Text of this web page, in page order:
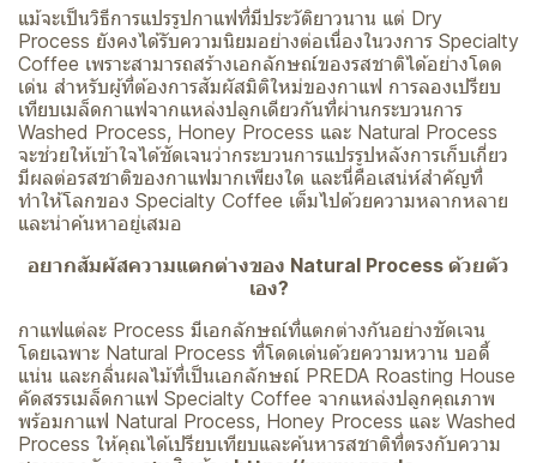
แม้จะเป็นวิธีการแปรรูปกาแฟที่มีประวัติยาวนาน แต่ Dry
Process ยังคงได้รับความนิยมอย่างต่อเนื่องในวงการ Specialty
Coffee เพราะสามารถสร้างเอกลักษณ์ของรสชาติได้อย่างโดด
เด่น สำหรับผู้ที่ต้องการสัมผัสมิติใหม่ของกาแฟ การลองเปรียบ
เทียบเมล็ดกาแฟจากแหล่งปลูกเดียวกันที่ผ่านกระบวนการ
Washed Process, Honey Process และ Natural Process
จะช่วยให้เข้าใจได้ชัดเจนว่ากระบวนการแปรรูปหลังการเก็บเกี่ยว
มีผลต่อรสชาติของกาแฟมากเพียงใด และนี่คือเสน่ห์สำคัญที่
ทำให้โลกของ Specialty Coffee เต็มไปด้วยความหลากหลาย
และน่าค้นหาอยู่เสมอ
อยากสัมผัสความแตกต่างของ Natural Process ด้วยตัว
เอง?
กาแฟแต่ละ Process มีเอกลักษณ์ที่แตกต่างกันอย่างชัดเจน
โดยเฉพาะ Natural Process ที่โดดเด่นด้วยความหวาน บอดี้
แน่น และกลิ่นผลไม้ที่เป็นเอกลักษณ์ PREDA Roasting House
คัดสรรเมล็ดกาแฟ Specialty Coffee จากแหล่งปลูกคุณภาพ
พร้อมกาแฟ Natural Process, Honey Process และ Washed
Process ให้คุณได้เปรียบเทียบและค้นหารสชาติที่ตรงกับความ